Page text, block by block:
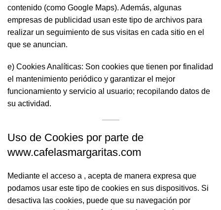
contenido (como Google Maps). Además, algunas
empresas de publicidad usan este tipo de archivos para
realizar un seguimiento de sus visitas en cada sitio en el
que se anuncian.
e) Cookies Analíticas: Son cookies que tienen por finalidad
el mantenimiento periódico y garantizar el mejor
funcionamiento y servicio al usuario; recopilando datos de
su actividad.
Uso de Cookies por parte de
www.cafelasmargaritas.com
Mediante el acceso a , acepta de manera expresa que
podamos usar este tipo de cookies en sus dispositivos. Si
desactiva las cookies, puede que su navegación por